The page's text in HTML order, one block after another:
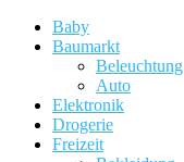
Baby
Baumarkt
Beleuchtung
Auto
Elektronik
Drogerie
Freizeit